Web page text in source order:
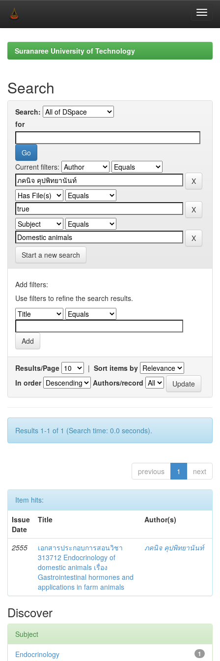
navigationSuranaree University of Technology
Search
Search:
for
Current filters:
Start a new search
Add filters:
Use filters to refine the search results.
Results/Page | Sort items by
In order
Authors/record
Results 1-1 of 1 (Search time: 0.0 seconds).
previous 1 next
Item hits:
Issue
Date
Title Author(s)
2555
เอกสารประกอบการสอนวิชา
313712 Endocrinology of
domestic animals เรื่อง
Gastrointestinal hormones and
applications in farm animals
ภคนิจ คุปพิทยานันท์
Discover
Subject
1
Endocrinology